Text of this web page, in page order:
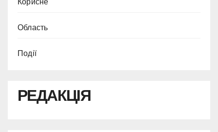
Корисне
Область
Події
РЕДАКЦІЯ